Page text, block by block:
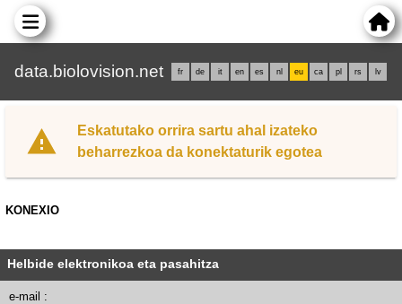
data.biolovision.net fr de it en es nl eu ca pl rs lv
Eskatutako orrira sartu ahal izateko
beharrezkoa da konektaturik egotea
KONEXIO
Helbide elektronikoa eta pasahitza
e-mail :